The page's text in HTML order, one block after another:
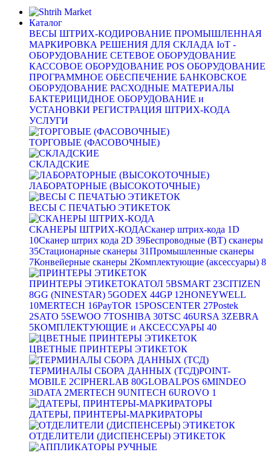
Каталог
ВЕСЫ ШТРИХ-КОДИРОВАНИЕ ПРОМЫШЛЕННАЯ
МАРКИРОВКА РЕШЕНИЯ ДЛЯ СКЛАДА IoT -
ОБОРУДОВАНИЕ СЕТЕВОЕ ОБОРУДОВАНИЕ
КАССОВОЕ ОБОРУДОВАНИЕ POS ОБОРУДОВАНИЕ
ПРОГРАММНОЕ ОБЕСПЕЧЕНИЕ БАНКОВСКОЕ
ОБОРУДОВАНИЕ РАСХОДНЫЕ МАТЕРИАЛЫ
БАКТЕРИЦИДНОЕ ОБОРУДОВАНИЕ и
УСТАНОВКИ РЕГИСТРАЦИЯ ШТРИХ-КОДА
УСЛУГИ
ТОРГОВЫЕ (ФАСОВОЧНЫЕ)
СКЛАДСКИЕ
ЛАБОРАТОРНЫЕ (ВЫСОКОТОЧНЫЕ)
ВЕСЫ С ПЕЧАТЬЮ ЭТИКЕТОК
СКАНЕРЫ ШТРИХ-КОДАСканер штрих-кода 1D
10Сканер штрих кода 2D 39Беспроводные (BT) сканеры
35Стационарные сканеры 31Промышленные сканеры
7Конвейерные сканеры 2Комплектующие (аксессуары) 8
ПРИНТЕРЫ ЭТИКЕТОКАТОЛ 5BSMART 23CITIZEN
8GG (NINESTAR) 5GODEX 44GP12HONEYWELL
10MERTECH 16PayTOR 15POSCENTER 27Postek
2SATO 5SEWOO 7TOSHIBA 30TSC 46URSA 3ZEBRA
5КОМПЛЕКТУЮЩИЕ и АКСЕССУАРЫ 40
ЦВЕТНЫЕ ПРИНТЕРЫ ЭТИКЕТОК
ТЕРМИНАЛЫ СБОРА ДАННЫХ (ТСД)POINT-
MOBILE 2CIPHERLAB 80GLOBALPOS 6MINDEO
3iDATA 2MERTECH 9UNITECH 6UROVO 1
ДАТЕРЫ, ПРИНТЕРЫ-МАРКИРАТОРЫ
ОТДЕЛИТЕЛИ (ДИСПЕНСЕРЫ) ЭТИКЕТОК